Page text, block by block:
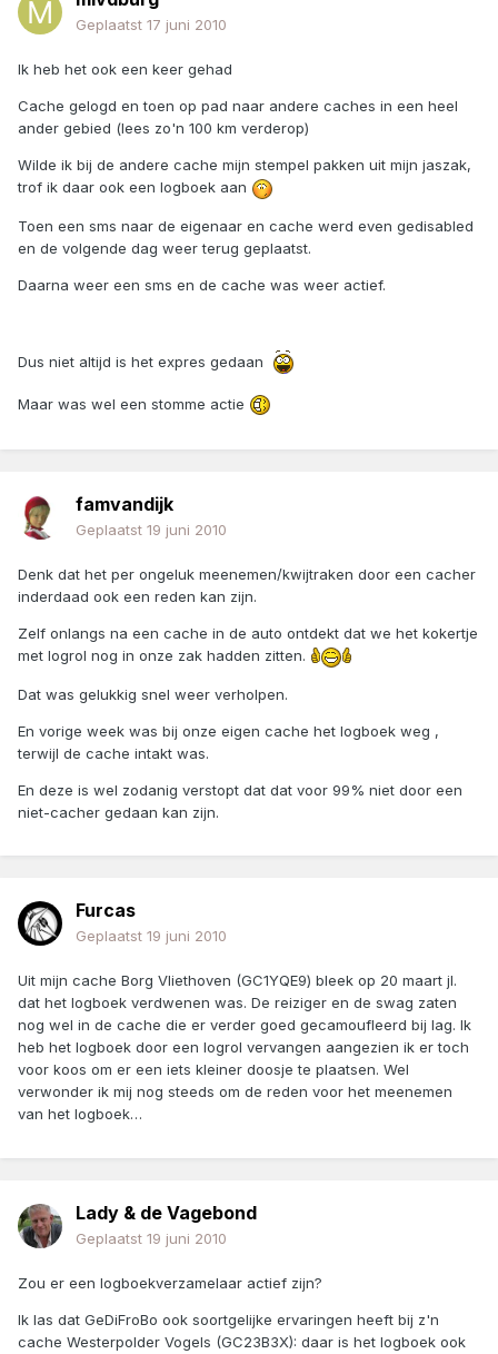
Geplaatst 17 juni 2010
Ik heb het ook een keer gehad
Cache gelogd en toen op pad naar andere caches in een heel
ander gebied (lees zo'n 100 km verderop)
Wilde ik bij de andere cache mijn stempel pakken uit mijn jaszak,
trof ik daar ook een logboek aan
Toen een sms naar de eigenaar en cache werd even gedisabled
en de volgende dag weer terug geplaatst.
Daarna weer een sms en de cache was weer actief.
Dus niet altijd is het expres gedaan
Maar was wel een stomme actie
famvandijk
Geplaatst 19 juni 2010
Denk dat het per ongeluk meenemen/kwijtraken door een cacher
inderdaad ook een reden kan zijn.
Zelf onlangs na een cache in de auto ontdekt dat we het kokertje
met logrol nog in onze zak hadden zitten.
Dat was gelukkig snel weer verholpen.
En vorige week was bij onze eigen cache het logboek weg ,
terwijl de cache intakt was.
En deze is wel zodanig verstopt dat dat voor 99% niet door een
niet-cacher gedaan kan zijn.
Furcas
Geplaatst 19 juni 2010
Uit mijn cache Borg Vliethoven (GC1YQE9) bleek op 20 maart jl.
dat het logboek verdwenen was. De reiziger en de swag zaten
nog wel in de cache die er verder goed gecamoufleerd bij lag. Ik
heb het logboek door een logrol vervangen aangezien ik er toch
voor koos om er een iets kleiner doosje te plaatsen. Wel
verwonder ik mij nog steeds om de reden voor het meenemen
van het logboek…
Lady & de Vagebond
Geplaatst 19 juni 2010
Zou er een logboekverzamelaar actief zijn?
Ik las dat GeDiFroBo ook soortgelijke ervaringen heeft bij z'n
cache Westerpolder Vogels (GC23B3X): daar is het logboek ook